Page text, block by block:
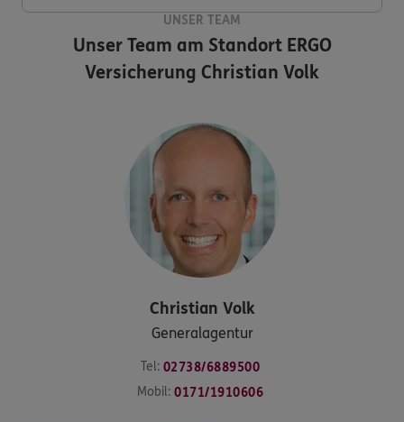
UNSER TEAM
Unser Team am StandortERGO
Versicherung Christian Volk
Christian Volk
Generalagentur
Tel: 02738/6889500
Mobil: 0171/1910606